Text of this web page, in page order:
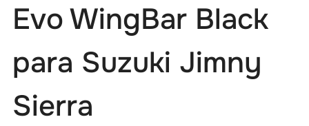
Evo WingBar Black
para Suzuki Jimny
Sierra